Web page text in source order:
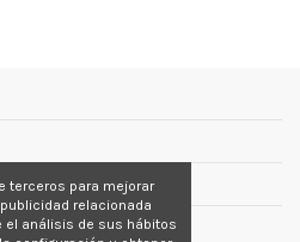
terceros para mejorar
relacionada
análisis de sus hábitos